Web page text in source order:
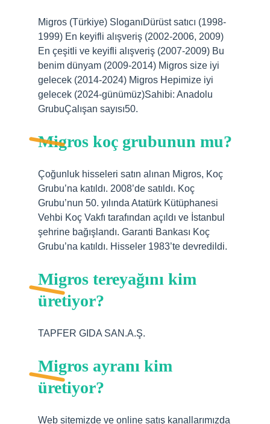
Migros (Türkiye) SloganıDürüst satıcı (1998-
1999) En keyifli alışveriş (2002-2006, 2009)
En çeşitli ve keyifli alışveriş (2007-2009) Bu
benim dünyam (2009-2014) Migros size iyi
gelecek (2014-2024) Migros Hepimize iyi
gelecek (2024-günümüz)Sahibi: Anadolu
GrubuÇalışan sayısı50.
Migros koç grubunun mu?
Çoğunluk hisseleri satın alınan Migros, Koç
Grubu’na katıldı. 2008’de satıldı. Koç
Grubu’nun 50. yılında Atatürk Kütüphanesi
Vehbi Koç Vakfı tarafından açıldı ve İstanbul
şehrine bağışlandı. Garanti Bankası Koç
Grubu’na katıldı. Hisseler 1983’te devredildi.
Migros tereyağını kim
üretiyor?
TAPFER GIDA SAN.A.Ş.
Migros ayranı kim
üretiyor?
Web sitemizde ve online satış kanallarımızda